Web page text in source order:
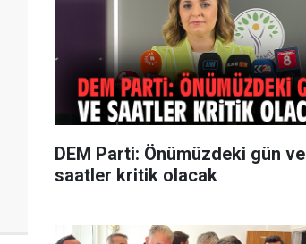
DEM Parti: Önümüzdeki gün ve
saatler kritik olacak